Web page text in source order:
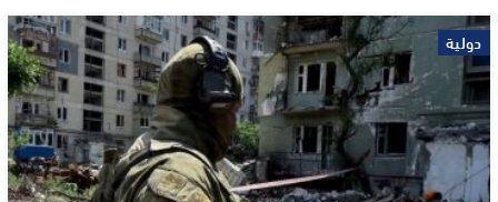
دولية